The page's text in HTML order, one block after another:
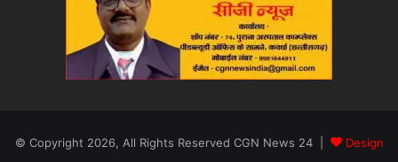
© Copyright 2026, All Rights Reserved CGN News 24 | Design